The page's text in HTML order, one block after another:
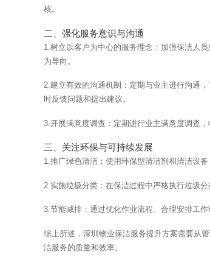
核。
二、强化服务意识与沟通
1.树立以客户为中心的服务理念：加强保
为导向。
2.建立有效的沟通机制：定期与业主进行沟通，
时反馈问题和提出建议。
3.开展满意度调查：定期进行业主满意度调查
三、关注环保与可持续发展
1.推广绿色清洁：使用环保型清洁剂和清洁设备
2.实施垃圾分类：在保洁过程中严格执行垃圾
3.节能减排：通过优化作业流程、合理安排工作时
综上所述，深圳物业保洁服务提升方案需要从管
洁服务的质量和效率。‍